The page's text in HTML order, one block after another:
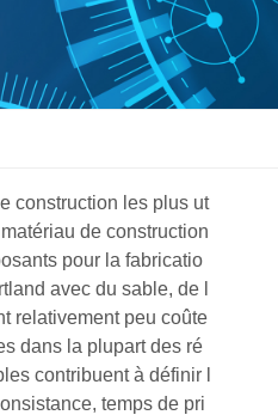
construction les plus ut
de construction
pour la fabricatio
avec du sable, de l
relativement peu coûte
dans la plupart des ré
contribuent à définir l
temps de pri